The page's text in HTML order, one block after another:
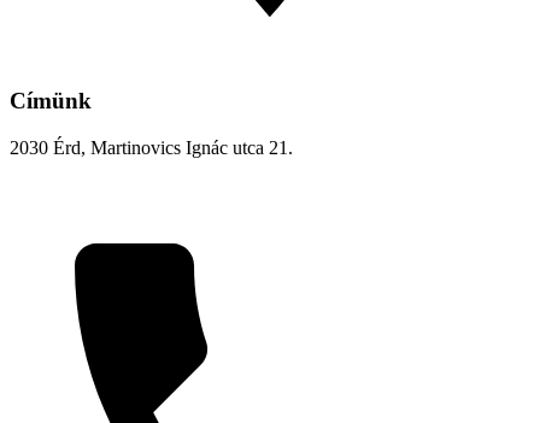
Címünk
2030 Érd, Martinovics Ignác utca 21.